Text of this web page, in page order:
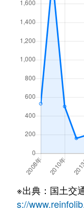
※出典：国土交
s://